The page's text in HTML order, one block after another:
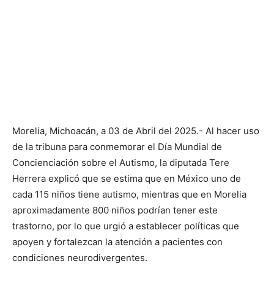
Morelia, Michoacán, a 03 de Abril del 2025.- Al hacer uso
de la tribuna para conmemorar el Día Mundial de
Concienciación sobre el Autismo, la diputada Tere
Herrera explicó que se estima que en México uno de
cada 115 niños tiene autismo, mientras que en Morelia
aproximadamente 800 niños podrían tener este
trastorno, por lo que urgió a establecer políticas que
apoyen y fortalezcan la atención a pacientes con
condiciones neurodivergentes.